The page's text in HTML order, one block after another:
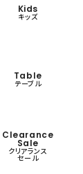
Kids
キッズ
Table
テーブル
Clearance
Sale
クリアランス
セール